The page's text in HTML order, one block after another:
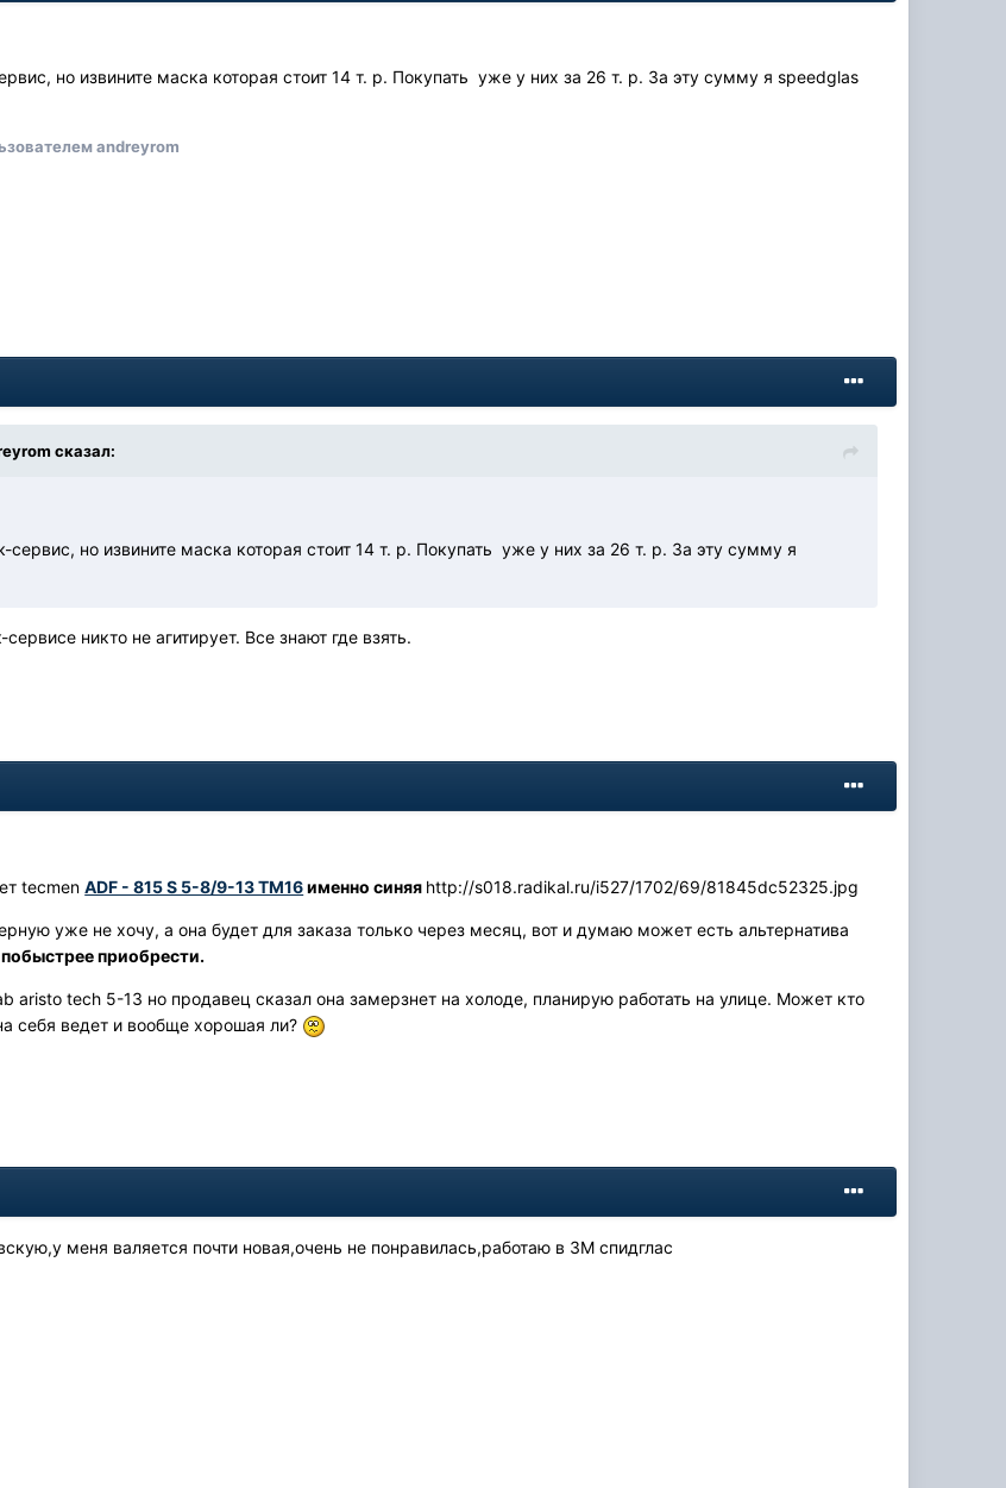
но извините маска которая стоит 14 т. р. Покупать уже у них за 26 т. р. За эту сумму я speedglas
andreyrom
сказал:
сервис, но извините маска которая стоит 14 т. р. Покупать уже у них за 26 т. р. За эту сумму я
никто не агитирует. Все знают где взять.
tecmenADF - 815 S 5-8/9-13 TM16именно синяя http://s018.radikal.ru/i527/1702/69/81845dc52325.jpg
уже не хочу, а она будет для заказа только через месяц, вот и думаю может есть альтернатива
приобрести.
aristo tech 5-13 но продавец сказал она замерзнет на холоде, планирую работать на улице. Может кто
себя ведет и вообще хорошая ли?
меня валяется почти новая,очень не понравилась,работаю в ЗМ спидглас